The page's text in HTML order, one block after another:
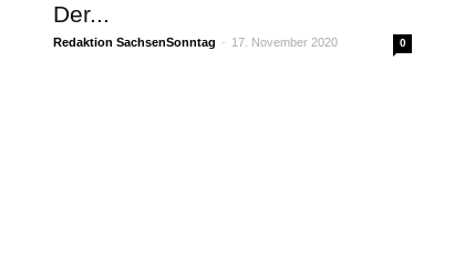
Der...
Redaktion SachsenSonntag - 17. November 2020 0